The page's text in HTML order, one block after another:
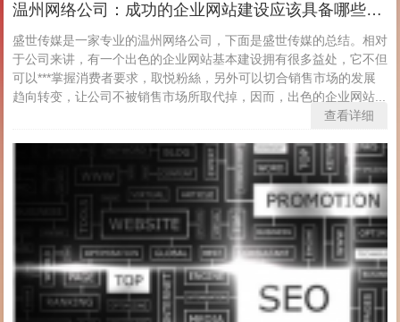
温州网络公司：成功的企业网站建设应该具备哪些特征？
盛世传媒是一家专业的温州网络公司，下面是盛世传媒的总结。相对
于公司来讲，有一个出色的企业网站基本建设拥有很多益处，它不但
可以***掌握消费者要求，取悦粉絲，另外可以切合销售市场的发展
趋向转变，让公司不被销售市场所取代掉，因而，出色的企业网站...
查看详细